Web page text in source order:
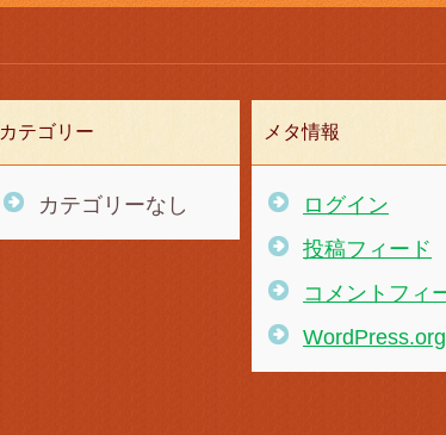
カテゴリー
カテゴリーなし
メタ情報
ログイン
投稿フィード
コメントフィ
WordPress.org